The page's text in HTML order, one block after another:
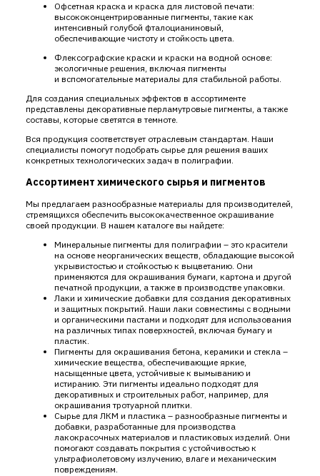
Офсетная краска и краска для листовой печати:
высококонцентрированные пигменты, такие как
интенсивный голубой фталоцианиновый,
обеспечивающие чистоту и стойкость цвета.
Флексографские краски и краски на водной основе:
экологичные решения, включая пигменты
и вспомогательные материалы для стабильной работы.
Для создания специальных эффектов в ассортименте
представлены декоративные перламутровые пигменты, а также
составы, которые светятся в темноте.
Вся продукция соответствует отраслевым стандартам. Наши
специалисты помогут подобрать сырье для решения ваших
конкретных технологических задач в полиграфии.
Ассортимент химического сырья и пигментов
Мы предлагаем разнообразные материалы для производителей,
стремящихся обеспечить высококачественное окрашивание
своей продукции. В нашем каталоге вы найдете:
Минеральные пигменты для полиграфии – это красители
на основе неорганических веществ, обладающие высокой
укрывистостью и стойкостью к выцветанию. Они
применяются для окрашивания бумаги, картона и другой
печатной продукции, а также в производстве упаковки.
Лаки и химические добавки для создания декоративных
и защитных покрытий. Наши лаки совместимы с водными
и органическими пастами и подходят для использования
на различных типах поверхностей, включая бумагу и
пластик.
Пигменты для окрашивания бетона, керамики и стекла –
химические вещества, обеспечивающие яркие,
насыщенные цвета, устойчивые к вымыванию и
истиранию. Эти пигменты идеально подходят для
декоративных и строительных работ, например, для
окрашивания тротуарной плитки.
Сырье для ЛКМ и пластика – разнообразные пигменты и
добавки, разработанные для производства
лакокрасочных материалов и пластиковых изделий. Они
помогают создавать покрытия с устойчивостью к
ультрафиолетовому излучению, влаге и механическим
повреждениям.